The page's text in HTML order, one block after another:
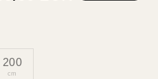
200
cm